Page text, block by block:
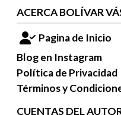
ACERCA BOLÍVAR
Pagina de Inicio
Blog en Instagram
Política de Privacidad
Términos y
CUENTAS DEL